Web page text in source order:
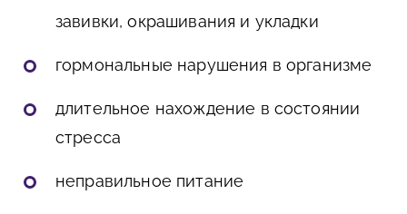
завивки, окрашивания и укладки
гормональные нарушения в организме
длительное нахождение в состоянии
стресса
неправильное питание